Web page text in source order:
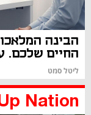
הבינה
החיים שלכם.
ליטל סמט
Nation